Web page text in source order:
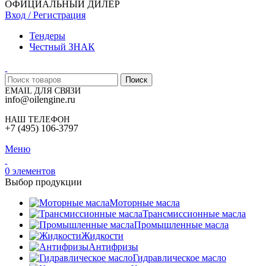
ОФИЦИАЛЬНЫЙ ДИЛЕР
Вход / Регистрация
Тендеры
Честный ЗНАК
Поиск
EMAIL ДЛЯ СВЯЗИ
info@oilengine.ru
НАШ ТЕЛЕФОН
+7 (495) 106-3797
Меню
0 элементов
Выбор продукции
Моторные масла
Трансмиссионные масла
Промышленные масла
Жидкости
Антифризы
Гидравлическое масло